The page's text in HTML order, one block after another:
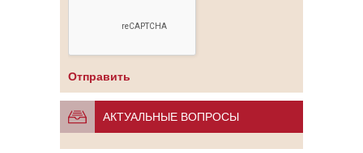
АКТУАЛЬНЫЕ ВОПРОСЫ